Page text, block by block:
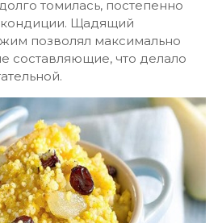
томилась, постепенно
Щадящий
позволял максимально
составляющие, что делало